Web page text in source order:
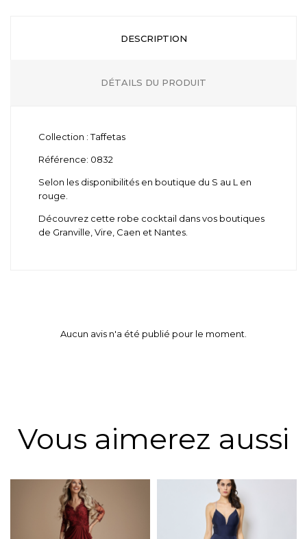
DESCRIPTION
DÉTAILS DU PRODUIT
Collection : Taffetas
Référence: 0832
Selon les disponibilités en boutique du S au L en
rouge.
Découvrez cette robe cocktail dans vos boutiques
de Granville, Vire, Caen et Nantes.
Aucun avis n'a été publié pour le moment.
Vous aimerez aussi